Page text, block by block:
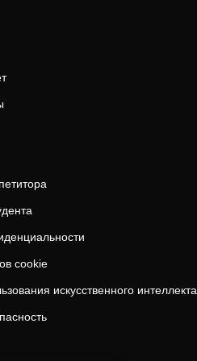
cookie
искусственного интеллекта